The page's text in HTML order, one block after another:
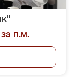
п.м.